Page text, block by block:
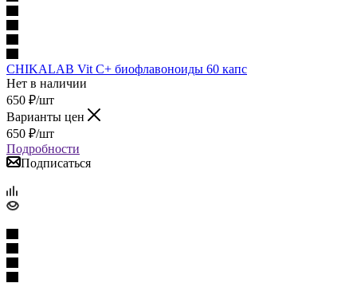
CHIKALAB Vit C+ биофлавоноиды 60 капс
Нет в наличии
650 ₽/шт
Варианты цен
650 ₽/шт
Подробности
Подписаться